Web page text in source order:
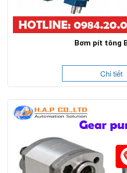
Bơm pít tông
Chi tiết